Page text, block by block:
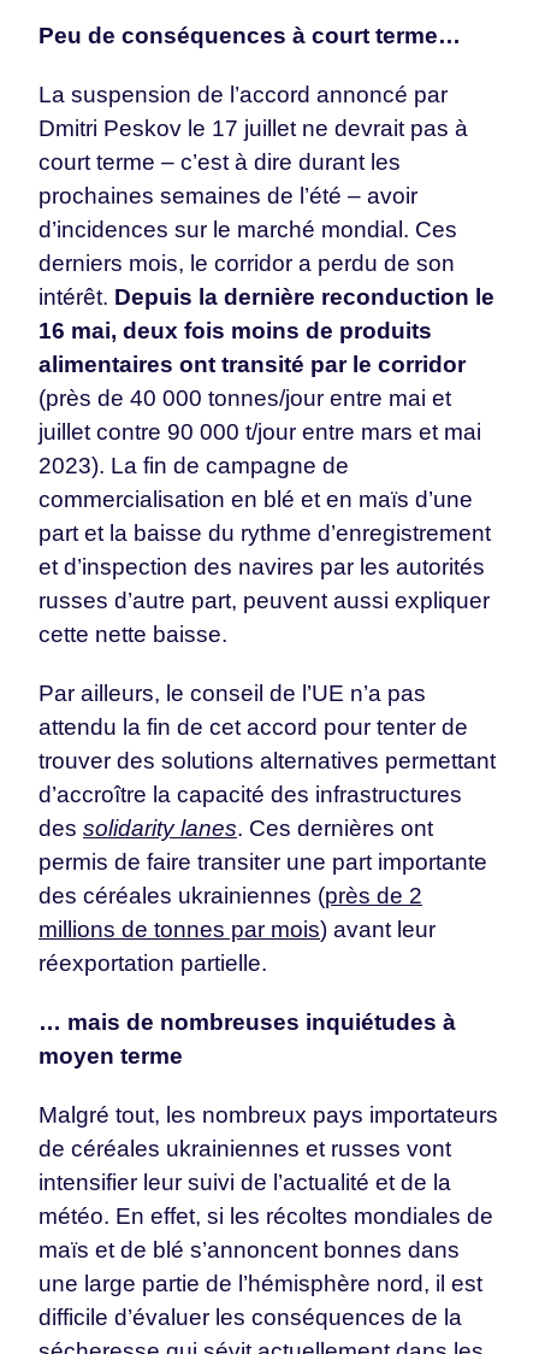
Peu de conséquences à court terme…
La suspension de l’accord annoncé par
Dmitri Peskov le 17 juillet ne devrait pas à
court terme – c’est à dire durant les
prochaines semaines de l’été – avoir
d’incidences sur le marché mondial. Ces
derniers mois, le corridor a perdu de son
intérêt. Depuis la dernière reconduction le
16 mai, deux fois moins de produits
alimentaires ont transité par le corridor
(près de 40 000 tonnes/jour entre mai et
juillet contre 90 000 t/jour entre mars et mai
2023). La fin de campagne de
commercialisation en blé et en maïs d’une
part et la baisse du rythme d’enregistrement
et d’inspection des navires par les autorités
russes d’autre part, peuvent aussi expliquer
cette nette baisse.
Par ailleurs, le conseil de l’UE n’a pas
attendu la fin de cet accord pour tenter de
trouver des solutions alternatives permettant
d’accroître la capacité des infrastructures
des solidarity lanes. Ces dernières ont
permis de faire transiter une part importante
des céréales ukrainiennes (près de 2
millions de tonnes par mois) avant leur
réexportation partielle.
… mais de nombreuses inquiétudes à
moyen terme
Malgré tout, les nombreux pays importateurs
de céréales ukrainiennes et russes vont
intensifier leur suivi de l’actualité et de la
météo. En effet, si les récoltes mondiales de
maïs et de blé s’annoncent bonnes dans
une large partie de l’hémisphère nord, il est
difficile d’évaluer les conséquences de la